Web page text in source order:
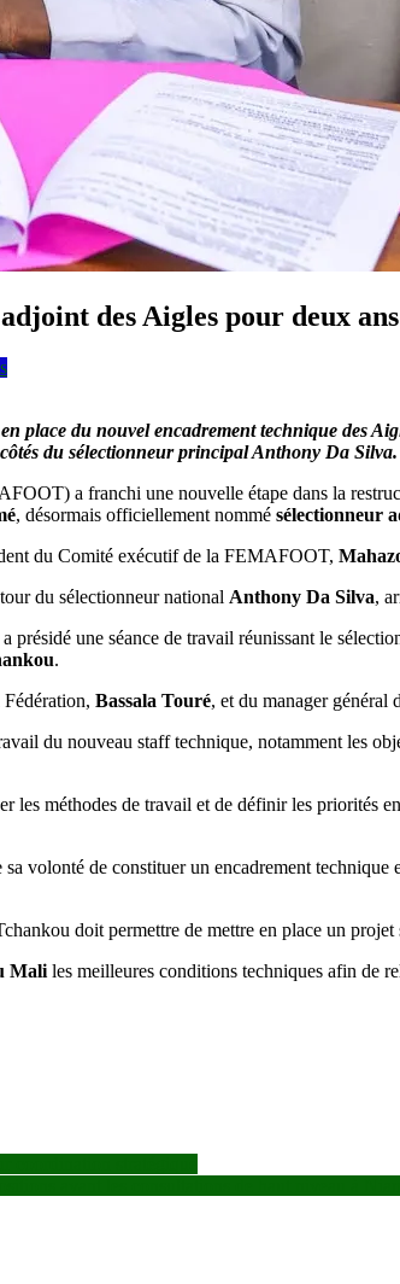
des Aigles pour deux ans
du nouvel encadrement technique des
du sélectionneur principal Anthony Da Silva.
a franchi une nouvelle étape dans la
, désormais officiellement nommé sélectionneur
du Comité exécutif de la FEMAFOOT,
du sélectionneur national Anthony Da Silva,
présidé une séance de travail réunissant le
.
Bassala Touré, et du manager général
du nouveau staff technique, notamment les
les méthodes de travail et de définir les priorités
volonté de constituer un encadrement
doit permettre de mettre en place un
Mali les meilleures conditions techniques afin de